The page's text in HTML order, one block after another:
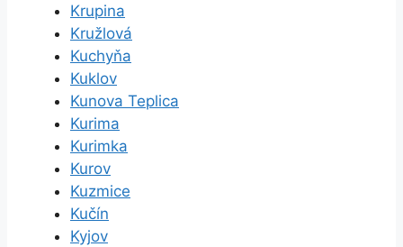
Krupina
Kružlová
Kuchyňa
Kuklov
Kunova Teplica
Kurima
Kurimka
Kurov
Kuzmice
Kučín
Kyjov